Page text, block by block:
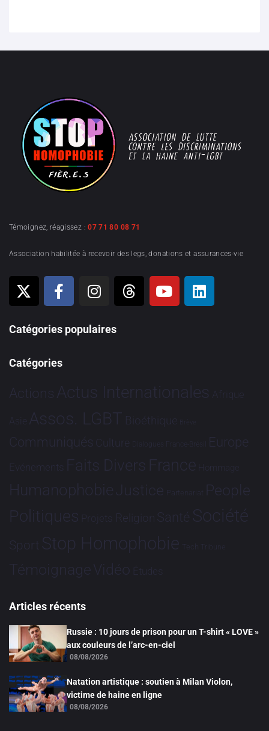
Témoignez, réagissez :07 71 80 08 71
Association habilitée à recevoir des legs, donations et assurances-vie
Catégories populaires
Catégories
Actions Actus Internationales Afrique
Asie Assos. LGBT Bioéthique Brève
Communiqués Culture Dialogues France-Brésil Europe
Evénements Faits Divers France Hommage
HumanophobieJustice Partenariat People
Politiques Projets Religion Santé Société
Sport Stop Homophobie Tech Tribune
TémoignageVidéo Études
Articles récents
Russie : 10 jours de prison pour un T-shirt « LOVE »
aux couleurs de l’arc-en-ciel
08/08/2026
Natation artistique : soutien à Milan Violon,
victime de haine en ligne
08/08/2026